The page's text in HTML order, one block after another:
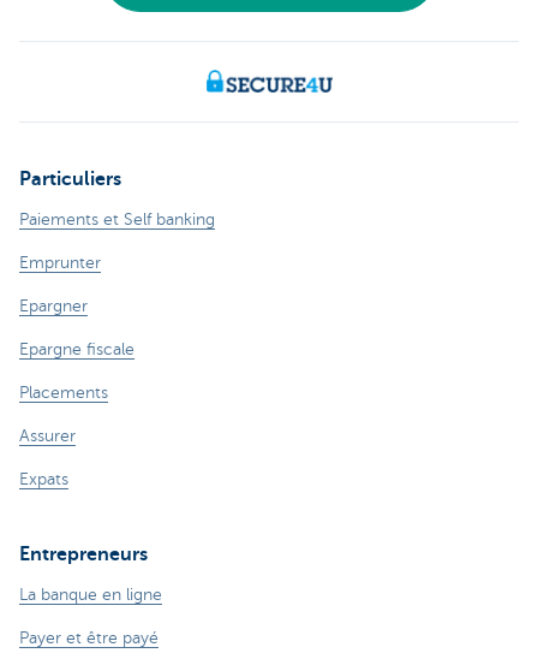
Particuliers
Paiements et Self banking
Emprunter
Epargner
Epargne fiscale
Placements
Assurer
Expats
Entrepreneurs
La banque en ligne
Payer et être payé